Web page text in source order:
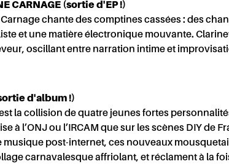
CARNAGE (sortie d'EP !)
chante des comptines cassées : des
et une matière électronique mouvante.
oscillant entre narration intime et
d'album !)
la collision de quatre jeunes fortes
à l’ONJ ou l’IRCAM que sur les scènes DIY de
musique post-internet, ces nouveaux
carnavalesque affriolant, et réclament à la